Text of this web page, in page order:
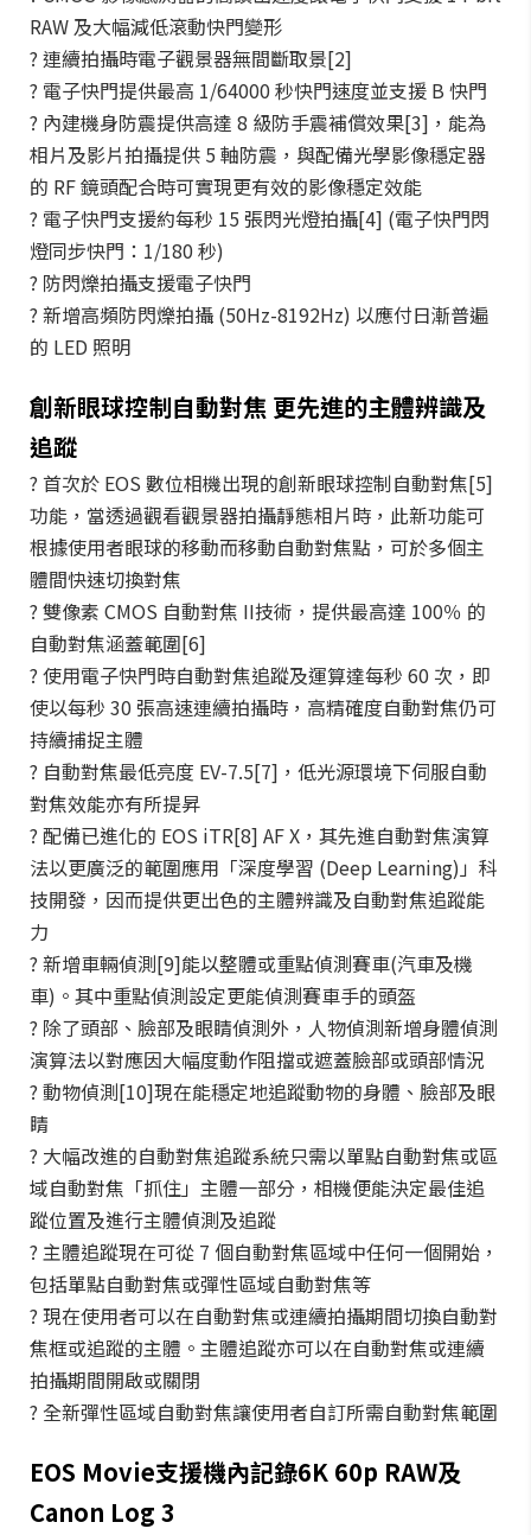
RAW 及大幅減低滾動快門變形
? 連續拍攝時電子觀景器無間斷取景[2]
? 電子快門提供最高 1/64000 秒快門速度並支援 B 快門
? 內建機身防震提供高達 8 級防手震補償效果[3]，能為
相片及影片拍攝提供 5 軸防震，與配備光學影像穩定器
的 RF 鏡頭配合時可實現更有效的影像穩定效能
? 電子快門支援約每秒 15 張閃光燈拍攝[4] (電子快門閃
燈同步快門：1/180 秒)
? 防閃爍拍攝支援電子快門
? 新增高頻防閃爍拍攝 (50Hz-8192Hz) 以應付日漸普遍
的 LED 照明
創新眼球控制自動對焦 更先進的主體辨識及
追蹤
? 首次於 EOS 數位相機出現的創新眼球控制自動對焦[5]
功能，當透過觀看觀景器拍攝靜態相片時，此新功能可
根據使用者眼球的移動而移動自動對焦點，可於多個主
體間快速切換對焦
? 雙像素 CMOS 自動對焦 II技術，提供最高達 100％ 的
自動對焦涵蓋範圍[6]
? 使用電子快門時自動對焦追蹤及運算達每秒 60 次，即
使以每秒 30 張高速連續拍攝時，高精確度自動對焦仍可
持續捕捉主體
? 自動對焦最低亮度 EV-7.5[7]，低光源環境下伺服自動
對焦效能亦有所提昇
? 配備已進化的 EOS iTR[8] AF X，其先進自動對焦演算
法以更廣泛的範圍應用「深度學習 (Deep Learning)」科
技開發，因而提供更出色的主體辨識及自動對焦追蹤能
力
? 新增車輛偵測[9]能以整體或重點偵測賽車(汽車及機
車)。其中重點偵測設定更能偵測賽車手的頭盔
? 除了頭部、臉部及眼睛偵測外，人物偵測新增身體偵測
演算法以對應因大幅度動作阻擋或遮蓋臉部或頭部情況
? 動物偵測[10]現在能穩定地追蹤動物的身體、臉部及眼
睛
? 大幅改進的自動對焦追蹤系統只需以單點自動對焦或區
域自動對焦「抓住」主體一部分，相機便能決定最佳追
蹤位置及進行主體偵測及追蹤
? 主體追蹤現在可從 7 個自動對焦區域中任何一個開始，
包括單點自動對焦或彈性區域自動對焦等
? 現在使用者可以在自動對焦或連續拍攝期間切換自動對
焦框或追蹤的主體。主體追蹤亦可以在自動對焦或連續
拍攝期間開啟或關閉
? 全新彈性區域自動對焦讓使用者自訂所需自動對焦範圍
EOS Movie支援機內記錄6K 60p RAW及
Canon Log 3